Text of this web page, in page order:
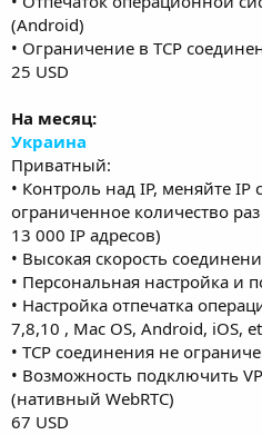
(Android)
• Ограничение в TCP
25 USD
На месяц:
Украина
Приватный:
• Контроль над IP, меняйте IP
ограниченное количество
13 000 IP адресов)
• Высокая скорость
• Персональная настройка и
• Настройка отпечатка
7,8,10 , Mac OS, Android, iOS,
• TCP соединения не
• Возможность подключить
(нативный WebRTC)
67 USD